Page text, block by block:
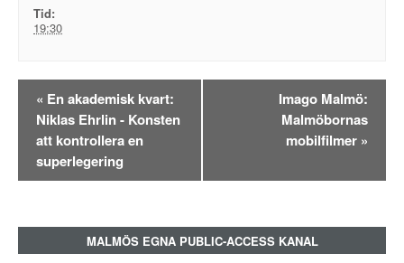
Tid:
19:30
Evenemangsnavigation
« En akademisk kvart:
Niklas Ehrlin - Konsten
att kontrollera en
superlegering
Imago Malmö:
Malmöbornas
mobilfilmer »
MALMÖS EGNA PUBLIC-ACCESS KANAL